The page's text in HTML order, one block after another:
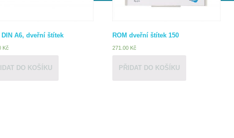
DIN A6, dveřní štítek
Kč
DO KOŠÍKU
ROM dveřní štítek 150
271.00 Kč
PŘIDAT DO KOŠÍKU